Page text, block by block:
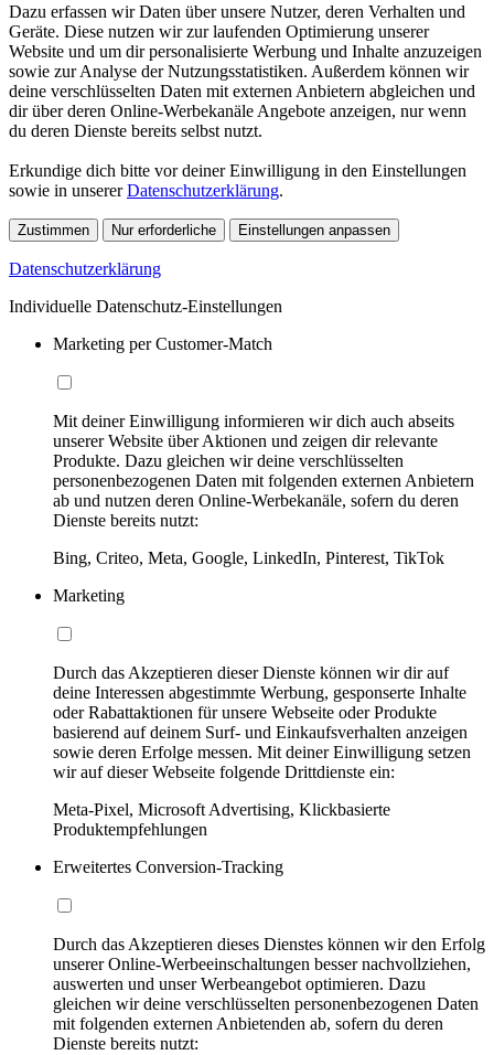
Dazu erfassen wir Daten über unsere Nutzer, deren Verhalten und
Geräte. Diese nutzen wir zur laufenden Optimierung unserer
Website und um dir personalisierte Werbung und Inhalte anzuzeigen
sowie zur Analyse der Nutzungsstatistiken. Außerdem können wir
deine verschlüsselten Daten mit externen Anbietern abgleichen und
dir über deren Online-Werbekanäle Angebote anzeigen, nur wenn
du deren Dienste bereits selbst nutzt.
Erkundige dich bitte vor deiner Einwilligung in den Einstellungen
sowie in unsererDatenschutzerklärung.
Zustimmen Nur erforderliche Einstellungen anpassen
Datenschutzerklärung
Individuelle Datenschutz-Einstellungen
Marketing per Customer-Match
Mit deiner Einwilligung informieren wir dich auch abseits
unserer Website über Aktionen und zeigen dir relevante
Produkte. Dazu gleichen wir deine verschlüsselten
personenbezogenen Daten mit folgenden externen Anbietern
ab und nutzen deren Online-Werbekanäle, sofern du deren
Dienste bereits nutzt:
Bing, Criteo, Meta, Google, LinkedIn, Pinterest, TikTok
Marketing
Durch das Akzeptieren dieser Dienste können wir dir auf
deine Interessen abgestimmte Werbung, gesponserte Inhalte
oder Rabattaktionen für unsere Webseite oder Produkte
basierend auf deinem Surf- und Einkaufsverhalten anzeigen
sowie deren Erfolge messen. Mit deiner Einwilligung setzen
wir auf dieser Webseite folgende Drittdienste ein:
Meta-Pixel, Microsoft Advertising, Klickbasierte
Produktempfehlungen
Erweitertes Conversion-Tracking
Durch das Akzeptieren dieses Dienstes können wir den Erfolg
unserer Online-Werbeeinschaltungen besser nachvollziehen,
auswerten und unser Werbeangebot optimieren. Dazu
gleichen wir deine verschlüsselten personenbezogenen Daten
mit folgenden externen Anbietenden ab, sofern du deren
Dienste bereits nutzt: